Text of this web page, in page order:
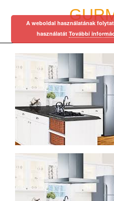
egy régi
A weboldal használatának
használatát További